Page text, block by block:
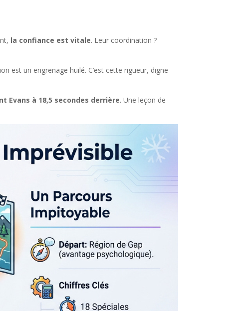
la confiance est vitale. Leur coordination ?
est un engrenage huilé. C’est cette rigueur, digne
Evans à 18,5 secondes derrière. Une leçon de